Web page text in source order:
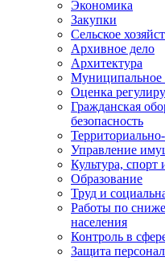
Экономика
Закупки
Сельское
Архивное дело
Архитектура
Муниципальное
Оценка
Гражданская
безопасность
Управление
Культура,
Образование
Труд и
Работы по
населения
Контроль в
Защита